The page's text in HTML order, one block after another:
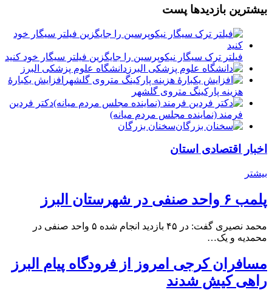
بیشترین بازدیدها پست
فیلتر ترک سیگار نیکوپرسین را جایگزین فیلتر سیگار خود کنید
دانشگاه علوم پزشکی البرز
افزایش یکبارۀ
هزینه پارکینگ متروی گلشهر
دكتر فردين
فرمند (نماينده مجلس مردم میانه)
سخنان بزرگان
اخبار اقتصادی استان
بیشتر
پلمب ۶ واحد صنفی در شهرستان البرز
محمد نصیری گفت: در ۴۵ بازدید انجام شده ۵ واحد صنفی در
محمدیه و یک…
مسافران کرجی امروز از فرودگاه پیام البرز
راهی کیش شدند